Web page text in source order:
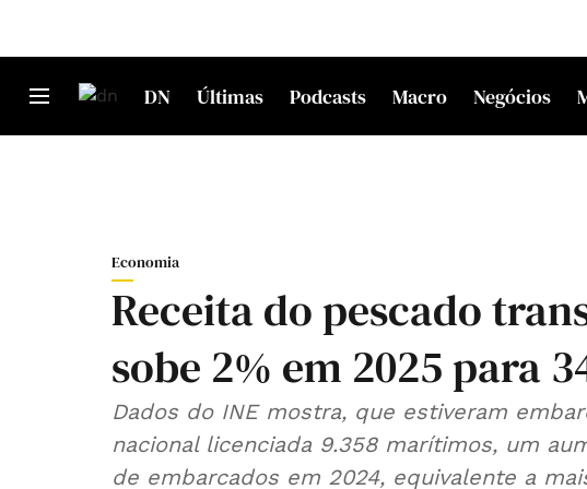
DN Últimas Podcasts Macro Negócios
Economia
Receita do pescado
sobe 2% em 2025 para
Dados do INE mostra, que estiveram
nacional licenciada 9.358 marítimos, um
de embarcados em 2024, equivalente a